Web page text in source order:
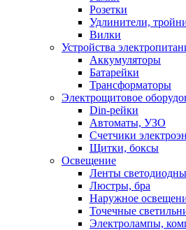
Розетки
Удлинители,
Вилки
Устройства
Аккумуляторы
Батарейки
Трансформаторы
Электрощитовое
Din-рейки
Автоматы, УЗО
Счетчики
Щитки, боксы
Освещение
Ленты
Люстры, бра
Наружное
Точечные
Электролампы,